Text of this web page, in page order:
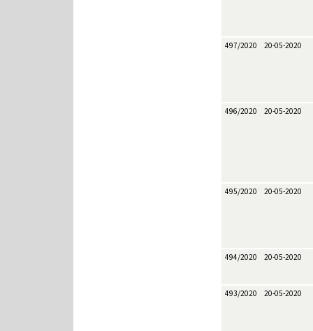
497/2020 20-05-2020
496/2020 20-05-2020
495/2020 20-05-2020
494/2020 20-05-2020
493/2020 20-05-2020